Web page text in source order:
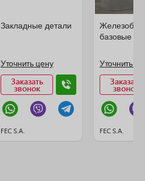
Закладные детали
Уточнить цену
Заказать
звонок
FEC S.A.
базовые
Уточнить
Заказать
звонок
FEC S.A.